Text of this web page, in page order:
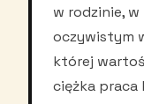
w rodzinie,
oczywistym
której
ciężka praca